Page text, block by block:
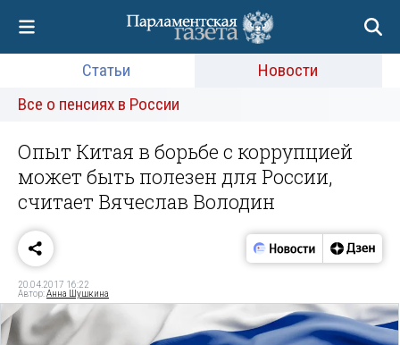
Статьи
Новости
Все о пенсиях в России
Опыт Китая в борьбе с коррупцией
может быть полезен для России,
считает Вячеслав Володин
20.04.2017 16:22
Автор:Анна Шушкина